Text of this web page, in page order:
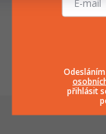
přihlásit